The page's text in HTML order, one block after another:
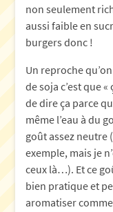
non seulement
aussi faible en
burgers donc !
Un reproche
de soja c’est que
de dire ça parce
même l’eau à du
goût assez neutre
exemple, mais je
ceux là…). Et ce
bien pratique et
aromatiser